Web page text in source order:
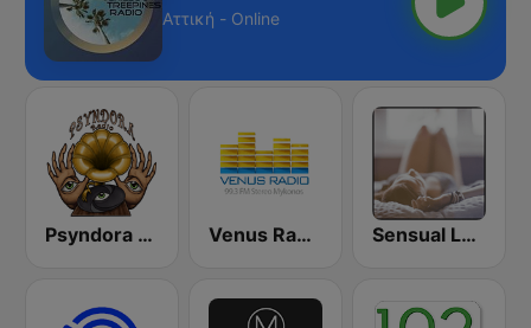
Αττική - Online
Psyndora Chillout Venus Radio Mykonos Sensual Lounge